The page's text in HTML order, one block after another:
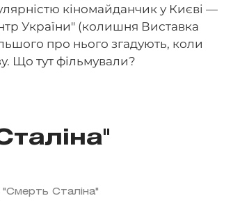
кіномайданчик у Києві —
України" (колишня Виставка
про нього згадують, коли
Що тут фільмували?
Сталіна"